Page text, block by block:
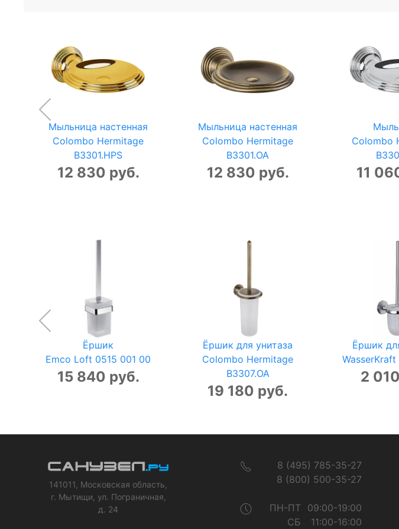
Мыльница настенная
Colombo Hermitage
B3301.HPS
12 830 руб.
Мыльница настенная
Colombo Hermitage
B3301.OA
12 830 руб.
Colombo
11
Ёршик
Emco Loft 0515 001 00
15 840 руб.
Ёршик для унитаза
Colombo Hermitage
B3307.OA
19 180 руб.
Ёршик
2
141011, Московская область,
г. Мытищи, ул. Пограничная,
д. 24
8 (495) 785-35-27
8 (800) 500-35-27
ПН-ПТ
09:00-19:00
СБ
11:00-16:00